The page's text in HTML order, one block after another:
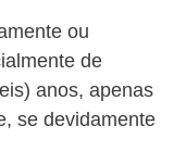
ou
de
anos, apenas
se devidamente